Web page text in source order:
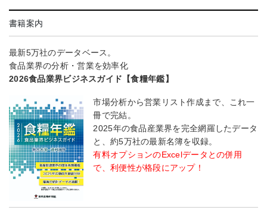
書籍案内
最新5万社のデータベース。
食品業界の分析・営業を効率化
2026食品業界ビジネスガイド【食糧年鑑】
市場分析から営業リスト作成まで、これ一
冊で完結。
2025年の食品産業界を完全網羅したデータ
と、約5万社の最新名簿を収録。
有料オプションのExcelデータとの併用
で、利便性が格段にアップ！